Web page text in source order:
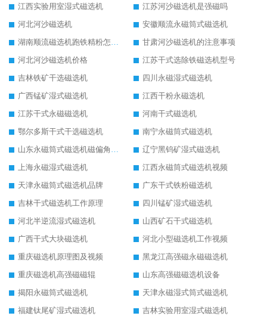
江西实验用室湿式磁选机
江苏河沙磁选机是强磁吗
河北河沙磁选机
安徽顺流永磁筒式磁选机
湖南顺流磁选机跑铁精粉怎么处理
甘肃河沙磁选机的注意事项
河北河沙磁选机价格
江苏干式选除铁磁选机型号
吉林铁矿干选磁选机
四川永磁湿式磁选机
广西锰矿湿式磁选机
江西干粉永磁选机
江苏干式永磁磁选机
河南干式磁选机
鄂尔多斯干式干选磁选机
南宁永磁筒式磁选机
山东永磁筒式磁选机磁偏角怎么调整
辽宁黑钨矿湿式磁选机
上海永磁湿式磁选机
江西永磁筒式磁选机视频
天津永磁筒式磁选机品牌
广东干式铁粉磁选机
吉林干式磁选机工作原理
四川锰矿湿式磁选机
河北半逆流湿式磁选机
山西矿石干式磁选机
广西干式大块磁选机
河北小型磁选机工作视频
重庆磁选机原理图及视频
黑龙江高强磁永磁磁选机
重庆磁选机高强磁磁辊
山东高强磁磁选机设备
揭阳永磁筒式磁选机
天津永磁湿式筒式磁选机
福建钛尾矿湿式磁选机
吉林实验用室湿式磁选机